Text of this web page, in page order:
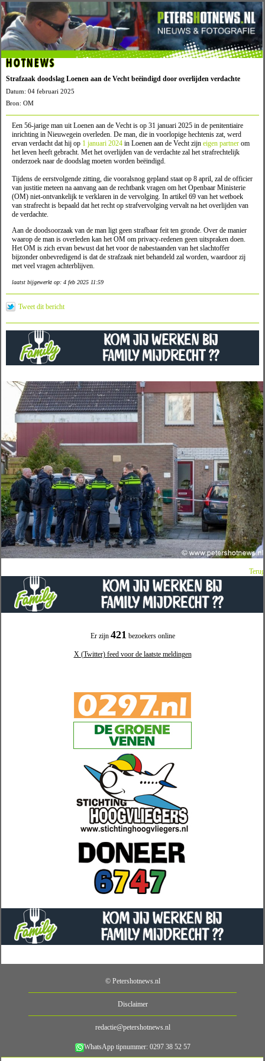
Er zijn 421 bezoekers online
X (Twitter) feed voor de laatste meldingen
HOTNEWS
Strafzaak doodslag Loenen aan de Vecht beëindigd door overlijden verdachte
Datum: 04 februari 2025
Bron: OM
Een 56-jarige man uit Loenen aan de Vecht is op 31 januari 2025 in de penitentiaire
inrichting in Nieuwegein overleden. De man, die in voorlopige hechtenis zat, werd
ervan verdacht dat hij op 1 januari 2024 in Loenen aan de Vecht zijn eigen partner om
het leven heeft gebracht. Met het overlijden van de verdachte zal het strafrechtelijk
onderzoek naar de doodslag moeten worden beëindigd.
Tijdens de eerstvolgende zitting, die vooralsnog gepland staat op 8 april, zal de officier
van justitie meteen na aanvang aan de rechtbank vragen om het Openbaar Ministerie
(OM) niet-ontvankelijk te verklaren in de vervolging. In artikel 69 van het wetboek
van strafrecht is bepaald dat het recht op strafvervolging vervalt na het overlijden van
de verdachte.
Aan de doodsoorzaak van de man ligt geen strafbaar feit ten gronde. Over de manier
waarop de man is overleden kan het OM om privacy-redenen geen uitspraken doen.
Het OM is zich ervan bewust dat het voor de nabestaanden van het slachtoffer
bijzonder onbevredigend is dat de strafzaak niet behandeld zal worden, waardoor zij
met veel vragen achterblijven.
laatst bijgewerkt op: 4 feb 2025 11:59
Tweet dit bericht
Terug
© Petershotnews.nl
Disclaimer
redactie@petershotnews.nl
WhatsApp tipnummer: 0297 38 52 57